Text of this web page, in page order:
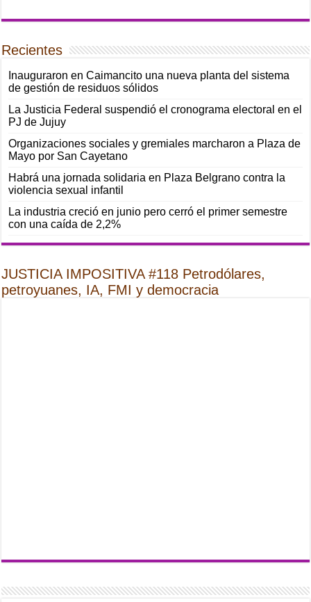
Recientes
Inauguraron en Caimancito una nueva planta del sistema
de gestión de residuos sólidos
La Justicia Federal suspendió el cronograma electoral en el
PJ de Jujuy
Organizaciones sociales y gremiales marcharon a Plaza de
Mayo por San Cayetano
Habrá una jornada solidaria en Plaza Belgrano contra la
violencia sexual infantil
La industria creció en junio pero cerró el primer semestre
con una caída de 2,2%
JUSTICIA IMPOSITIVA #118 Petrodólares,
petroyuanes, IA, FMI y democracia